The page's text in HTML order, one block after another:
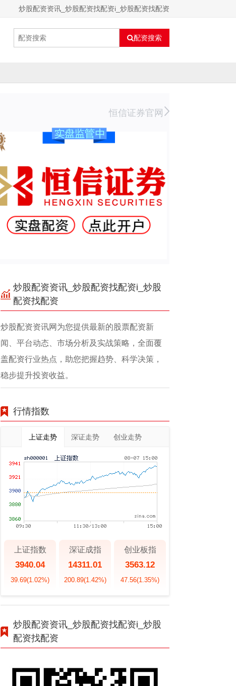
炒股配资资讯_炒股配资找配资i_炒股配资找配资
配资搜索
恒信证券官网
炒股配资资讯_炒股配资找配资i_炒股
配资找配资
炒股配资资讯网为您提供最新的股票配资新
闻、平台动态、市场分析及实战策略，全面覆
盖配资行业热点，助您把握趋势、科学决策，
稳步提升投资收益。
行情指数
上证走势 深证走势 创业走势
上证指数
3940.04
39.69(1.02%)
深证成指
14311.01
200.89(1.42%)
创业板指
3563.12
47.56(1.35%)
炒股配资资讯_炒股配资找配资i_炒股
配资找配资